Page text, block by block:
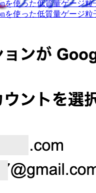
を使った低質量ゲージ
を使った低質量ゲージ